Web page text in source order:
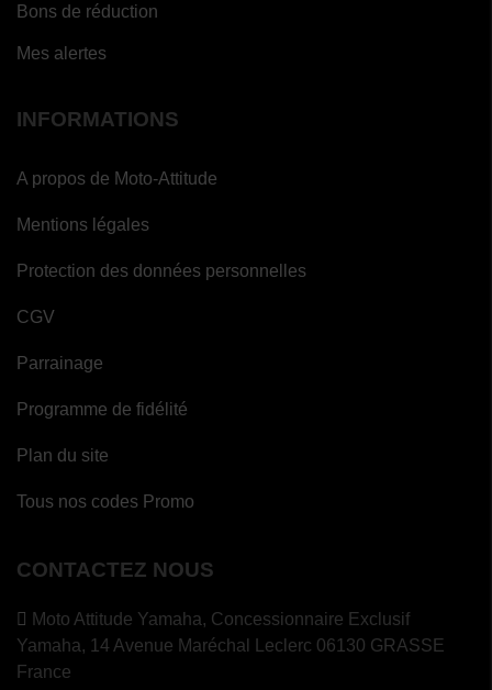
Bons de réduction
Mes alertes
INFORMATIONS
A propos de Moto-Attitude
Mentions légales
Protection des données personnelles
CGV
Parrainage
Programme de fidélité
Plan du site
Tous nos codes Promo
CONTACTEZ NOUS
Moto Attitude Yamaha, Concessionnaire Exclusif
Yamaha, 14 Avenue Maréchal Leclerc 06130 GRASSE
France